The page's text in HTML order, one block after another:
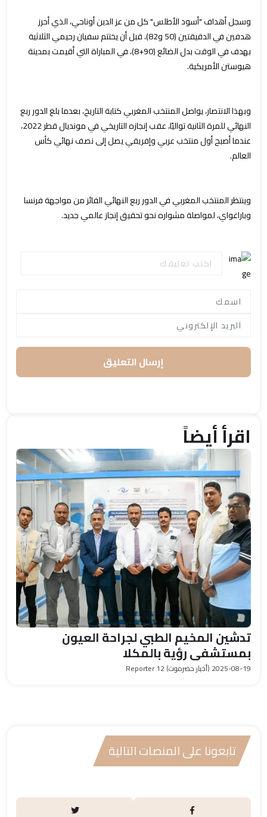
وسجل أهداف "أسود الأطلس" كل من عز الدين أوناحي، الذي أحرز
هدفين في الدقيقتين (50 و82)، قبل أن يختتم سفيان رحيمي الثلاثية
بهدف في الوقت بدل الضائع (90+8)، في المباراة التي أقيمت بمدينة
هيوستن الأمريكية.
وبهذا الانتصار، يواصل المنتخب المغربي كتابة التاريخ، بعدما بلغ الدور ربع
النهائي للمرة الثانية تواليًا، عقب إنجازه التاريخي في مونديال قطر 2022،
عندما أصبح أول منتخب عربي وإفريقي يصل إلى نصف نهائي كأس
العالم.
وينتظر المنتخب المغربي في الدور ربع النهائي الفائز من مواجهة فرنسا
وباراغواي، لمواصلة مشواره نحو تحقيق إنجاز عالمي جديد.
إرسال التعليق
اقرأ أيضاً
تدشين المخيم الطبي لجراحة العيون
بمستشفى رؤية بالمكلا
2025-08-19 (أخبار حضرموت) Reporter 12
تابعونا على المنصات التالية